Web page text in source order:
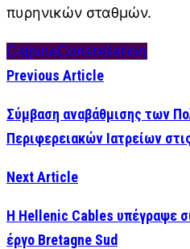
πυρηνικών σταθμών.
CalpineConstellation
Previous Article
Σύμβαση αναβάθμισης των
Περιφερειακών Ιατρείων
Next Article
Η Hellenic Cables υπέγραψε
έργο Bretagne Sud